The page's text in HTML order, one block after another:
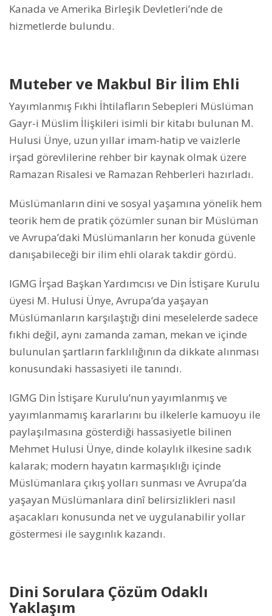
Kanada ve Amerika Birleşik Devletleri’nde de
hizmetlerde bulundu.
Muteber ve Makbul Bir İlim Ehli
Yayımlanmış Fıkhi İhtilafların Sebepleri Müslüman
Gayr-i Müslim İlişkileri isimli bir kitabı bulunan M.
Hulusi Ünye, uzun yıllar imam-hatip ve vaizlerle
irşad görevlilerine rehber bir kaynak olmak üzere
Ramazan Risalesi ve Ramazan Rehberleri hazırladı.
Müslümanların dini ve sosyal yaşamına yönelik hem
teorik hem de pratik çözümler sunan bir Müslüman
ve Avrupa’daki Müslümanların her konuda güvenle
danışabileceği bir ilim ehli olarak takdir gördü.
IGMG İrşad Başkan Yardımcısı ve Din İstişare Kurulu
üyesi M. Hulusi Ünye, Avrupa’da yaşayan
Müslümanların karşılaştığı dini meselelerde sadece
fıkhi değil, aynı zamanda zaman, mekan ve içinde
bulunulan şartların farklılığının da dikkate alınması
konusundaki hassasiyeti ile tanındı.
IGMG Din İstişare Kurulu’nun yayımlanmış ve
yayımlanmamış kararlarını bu ilkelerle kamuoyu ile
paylaşılmasına gösterdiği hassasiyetle bilinen
Mehmet Hulusi Ünye, dinde kolaylık ilkesine sadık
kalarak; modern hayatın karmaşıklığı içinde
Müslümanlara çıkış yolları sunması ve Avrupa’da
yaşayan Müslümanlara dinî belirsizlikleri nasıl
aşacakları konusunda net ve uygulanabilir yollar
göstermesi ile saygınlık kazandı.
Dini Sorulara Çözüm Odaklı
Yaklaşım